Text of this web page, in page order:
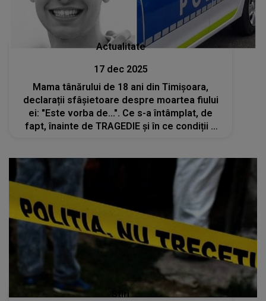
Actualitate
17 dec 2025
Mama tânărului de 18 ani din Timișoara,
declarații sfâșietoare despre moartea fiului
ei: "Este vorba de...". Ce s-a întâmplat, de
fapt, înainte de TRAGEDIE și în ce condiții a
Stiri